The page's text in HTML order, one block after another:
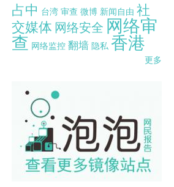
占中 台湾 审查 微博 新闻自由 社
交媒体 网络安全 网络审
查 网络监控 翻墙 隐私 香港
更多
pao-pao-banner-mirror-site-